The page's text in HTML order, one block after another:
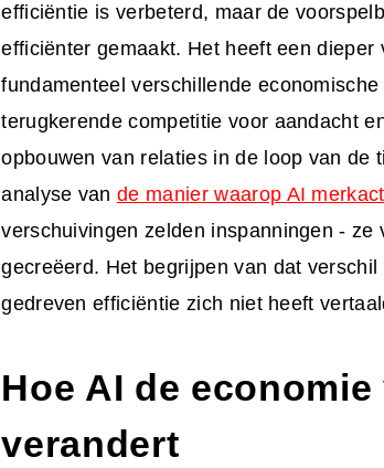
efficiëntie is verbeterd, maar de
efficiënter gemaakt. Het heeft een
fundamenteel verschillende
terugkerende competitie voor aandacht
opbouwen van relaties in de loop van de
analyse vande manier waarop AI
verschuivingen zelden inspanningen -
gecreëerd. Het begrijpen van dat
gedreven efficiëntie zich niet heeft
Hoe AI de
verandert